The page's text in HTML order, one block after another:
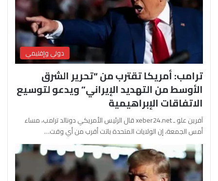
دولي وإقليمي
ترامب: أمريكا تقترب من “تحرير الشرق
الأوسط من التهديد الإيراني” ويدعو لتوسيع
الاتفاقات الإبراهيمية
آفرين علو ـ xeber24.net قال الرئيس الأمريكي دونالد ترامب، مساء
أمس الجمعة، إن الولايات المتحدة باتت أقرب من أي وقت…